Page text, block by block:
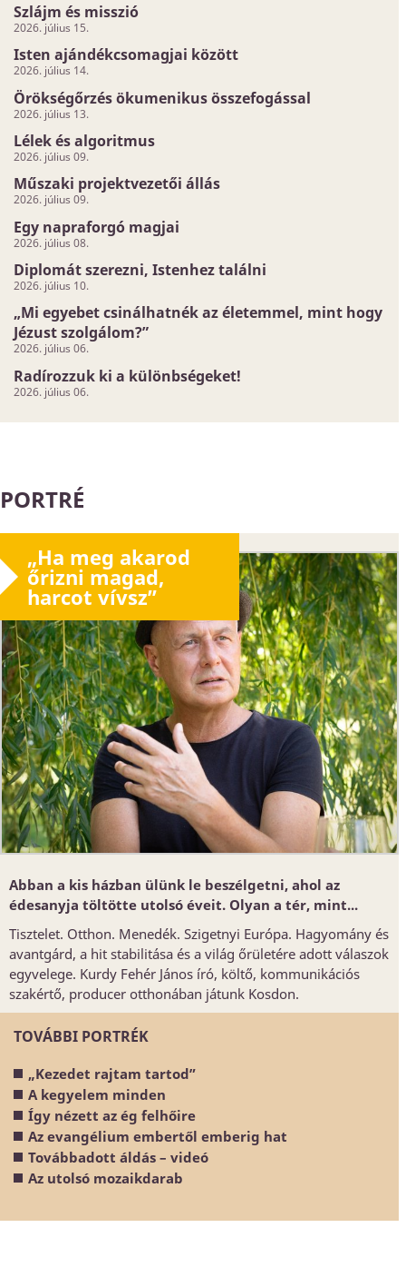
Szlájm és misszió
2026. július 15.
Isten ajándékcsomagjai között
2026. július 14.
Örökségőrzés ökumenikus összefogással
2026. július 13.
Lélek és algoritmus
2026. július 09.
Műszaki projektvezetői állás
2026. július 09.
Egy napraforgó magjai
2026. július 08.
Diplomát szerezni, Istenhez találni
2026. július 10.
„Mi egyebet csinálhatnék az életemmel, mint hogy
Jézust szolgálom?”
2026. július 06.
Radírozzuk ki a különbségeket!
2026. július 06.
PORTRÉ
„Ha meg akarod
őrizni magad,
harcot vívsz”
Abban a kis házban ülünk le beszélgetni, ahol az
édesanyja töltötte utolsó éveit. Olyan a tér, mint...
Tisztelet. Otthon. Menedék. Szigetnyi Európa. Hagyomány és
avantgárd, a hit stabilitása és a világ őrületére adott válaszok
egyvelege. Kurdy Fehér János író, költő, kommunikációs
szakértő, producer otthonában játunk Kosdon.
TOVÁBBI PORTRÉK
„Kezedet rajtam tartod”
A kegyelem minden
Így nézett az ég felhőire
Az evangélium embertől emberig hat
Továbbadott áldás – videó
Az utolsó mozaikdarab